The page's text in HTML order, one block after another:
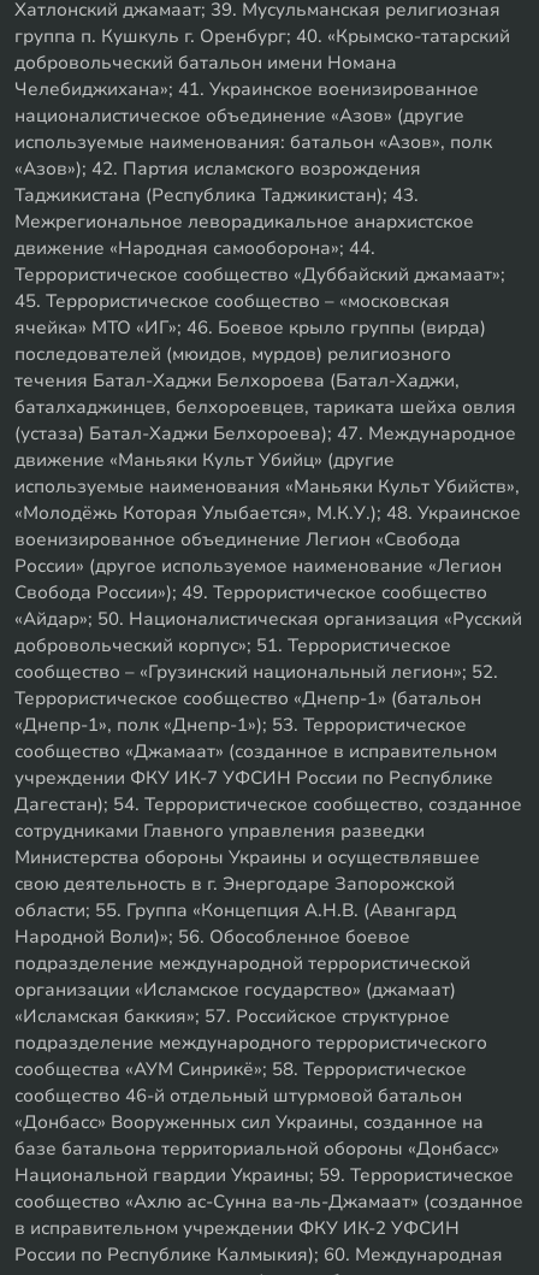
Хатлонский джамаат; 39. Мусульманская религиозная
группа п. Кушкуль г. Оренбург; 40. «Крымско-татарский
добровольческий батальон имени Номана
Челебиджихана»; 41. Украинское военизированное
националистическое объединение «Азов» (другие
используемые наименования: батальон «Азов», полк
«Азов»); 42. Партия исламского возрождения
Таджикистана (Республика Таджикистан); 43.
Межрегиональное леворадикальное анархистское
движение «Народная самооборона»; 44.
Террористическое сообщество «Дуббайский джамаат»;
45. Террористическое сообщество – «московская
ячейка» МТО «ИГ»; 46. Боевое крыло группы (вирда)
последователей (мюидов, мурдов) религиозного
течения Батал-Хаджи Белхороева (Батал-Хаджи,
баталхаджинцев, белхороевцев, тариката шейха овлия
(устаза) Батал-Хаджи Белхороева); 47. Международное
движение «Маньяки Культ Убийц» (другие
используемые наименования «Маньяки Культ Убийств»,
«Молодёжь Которая Улыбается», М.К.У.); 48. Украинское
военизированное объединение Легион «Свобода
России» (другое используемое наименование «Легион
Свобода России»); 49. Террористическое сообщество
«Айдар»; 50. Националистическая организация «Русский
добровольческий корпус»; 51. Террористическое
сообщество – «Грузинский национальный легион»; 52.
Террористическое сообщество «Днепр-1» (батальон
«Днепр-1», полк «Днепр-1»); 53. Террористическое
сообщество «Джамаат» (созданное в исправительном
учреждении ФКУ ИК-7 УФСИН России по Республике
Дагестан); 54. Террористическое сообщество, созданное
сотрудниками Главного управления разведки
Министерства обороны Украины и осуществлявшее
свою деятельность в г. Энергодаре Запорожской
области; 55. Группа «Концепция А.Н.В. (Авангард
Народной Воли)»; 56. Обособленное боевое
подразделение международной террористической
организации «Исламское государство» (джамаат)
«Исламская баккия»; 57. Российское структурное
подразделение международного террористического
сообщества «АУМ Синрикё»; 58. Террористическое
сообщество 46-й отдельный штурмовой батальон
«Донбасс» Вооруженных сил Украины, созданное на
базе батальона территориальной обороны «Донбасс»
Национальной гвардии Украины; 59. Террористическое
сообщество «Ахлю ас-Сунна ва-ль-Джамаат» (созданное
в исправительном учреждении ФКУ ИК-2 УФСИН
России по Республике Калмыкия); 60. Международная